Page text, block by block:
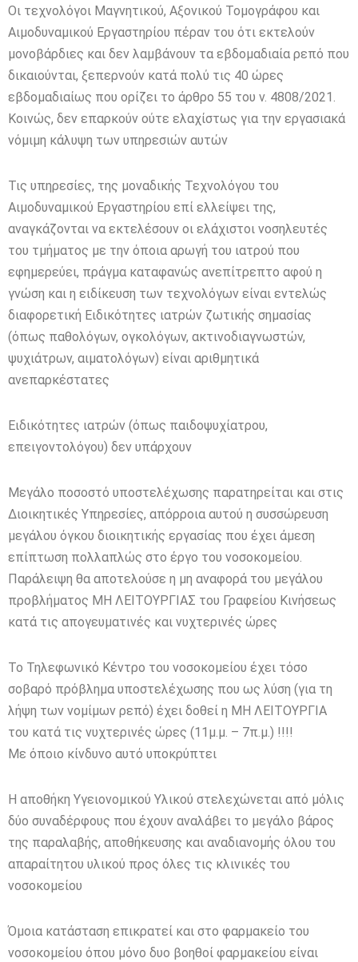
Οι τεχνολόγοι Μαγνητικού, Αξονικού Τομογράφου και
Αιμοδυναμικού Εργαστηρίου πέραν του ότι εκτελούν
μονοβάρδιες και δεν λαμβάνουν τα εβδομαδιαία ρεπό που
δικαιούνται, ξεπερνούν κατά πολύ τις 40 ώρες
εβδομαδιαίως που ορίζει το άρθρο 55 του ν. 4808/2021.
Κοινώς, δεν επαρκούν ούτε ελαχίστως για την εργασιακά
νόμιμη κάλυψη των υπηρεσιών αυτών
Τις υπηρεσίες, της μοναδικής Τεχνολόγου του
Αιμοδυναμικού Εργαστηρίου επί ελλείψει της,
αναγκάζονται να εκτελέσουν οι ελάχιστοι νοσηλευτές
του τμήματος με την όποια αρωγή του ιατρού που
εφημερεύει, πράγμα καταφανώς ανεπίτρεπτο αφού η
γνώση και η ειδίκευση των τεχνολόγων είναι εντελώς
διαφορετική Ειδικότητες ιατρών ζωτικής σημασίας
(όπως παθολόγων, ογκολόγων, ακτινοδιαγνωστών,
ψυχιάτρων, αιματολόγων) είναι αριθμητικά
ανεπαρκέστατες
Ειδικότητες ιατρών (όπως παιδοψυχίατρου,
επειγοντολόγου) δεν υπάρχουν
Μεγάλο ποσοστό υποστελέχωσης παρατηρείται και στις
Διοικητικές Υπηρεσίες, απόρροια αυτού η συσσώρευση
μεγάλου όγκου διοικητικής εργασίας που έχει άμεση
επίπτωση πολλαπλώς στο έργο του νοσοκομείου.
Παράλειψη θα αποτελούσε η μη αναφορά του μεγάλου
προβλήματος ΜΗ ΛΕΙΤΟΥΡΓΙΑΣ του Γραφείου Κινήσεως
κατά τις απογευματινές και νυχτερινές ώρες
Το Τηλεφωνικό Κέντρο του νοσοκομείου έχει τόσο
σοβαρό πρόβλημα υποστελέχωσης που ως λύση (για τη
λήψη των νομίμων ρεπό) έχει δοθεί η ΜΗ ΛΕΙΤΟΥΡΓΙΑ
του κατά τις νυχτερινές ώρες (11μ.μ. – 7π.μ.) !!!!
Με όποιο κίνδυνο αυτό υποκρύπτει
Η αποθήκη Υγειονομικού Υλικού στελεχώνεται από μόλις
δύο συναδέρφους που έχουν αναλάβει το μεγάλο βάρος
της παραλαβής, αποθήκευσης και αναδιανομής όλου του
απαραίτητου υλικού προς όλες τις κλινικές του
νοσοκομείου
Όμοια κατάσταση επικρατεί και στο φαρμακείο του
νοσοκομείου όπου μόνο δυο βοηθοί φαρμακείου είναι